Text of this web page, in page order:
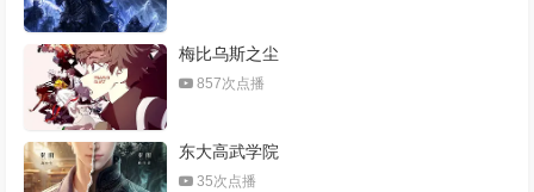
梅比乌斯之尘
857次点播
东大高武学院
35次点播